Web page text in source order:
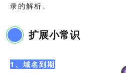
录的解析。
扩展小常识
1、域名到期